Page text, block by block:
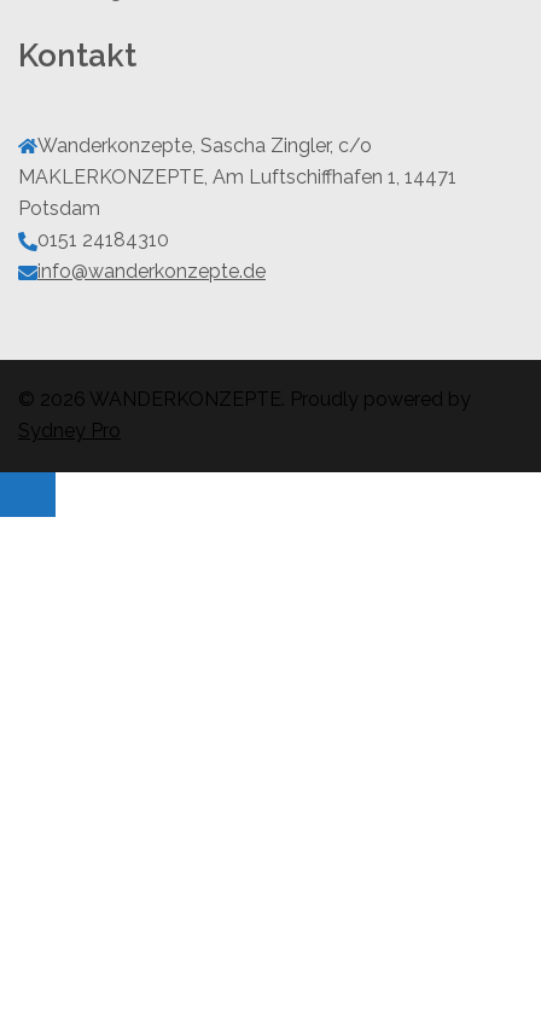
Kontakt
Wanderkonzepte, Sascha Zingler, c/o
MAKLERKONZEPTE, Am Luftschiffhafen 1, 14471
Potsdam
0151 24184310
info@wanderkonzepte.de
© 2026 WANDERKONZEPTE. Proudly powered by
Sydney Pro